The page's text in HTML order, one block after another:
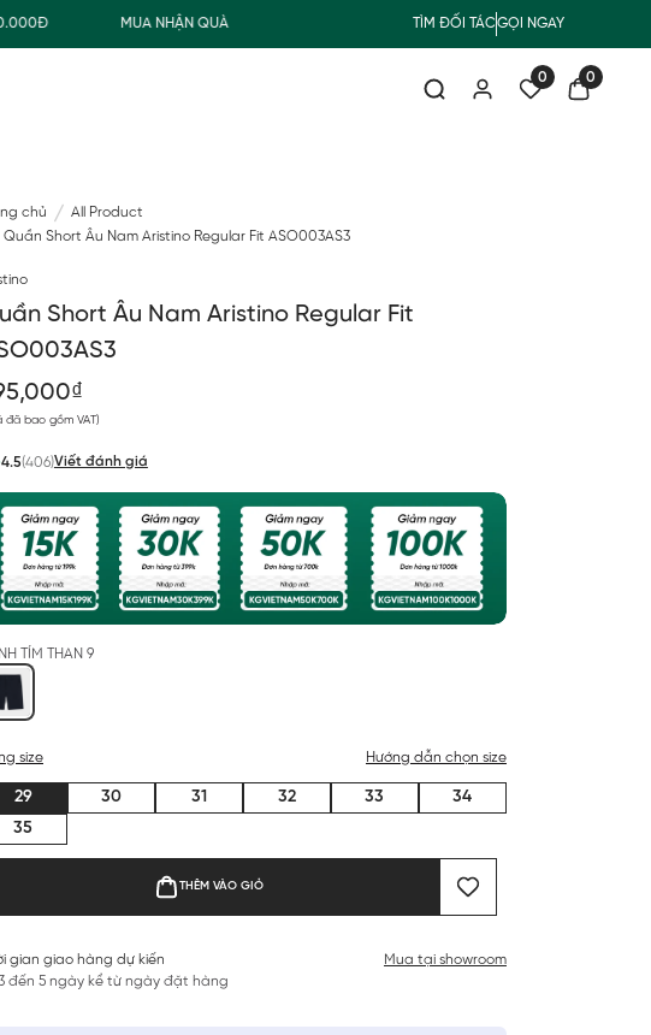
MUA NHẬN QUÀ FREESHIP GIAO THƯỜNG CHO ĐƠN HÀNG TỪ 500.000Đ
TÌM ĐỐI TÁCGỌI NGAY
0 0
chủ
All Product
Quần Short Âu Nam Aristino Regular Fit ASO003AS3
Short Âu Nam Aristino Regular Fit
đã bao gồm VAT)
4.5(406)Viết đánh giá
TÍM THAN 9
size Hướng dẫn chọn size
29 30 31 32 33
34
35
THÊM VÀO GIỎ
gian giao hàng dự kiến
đến 5 ngày kể từ ngày đặt hàng
Mua tại showroom